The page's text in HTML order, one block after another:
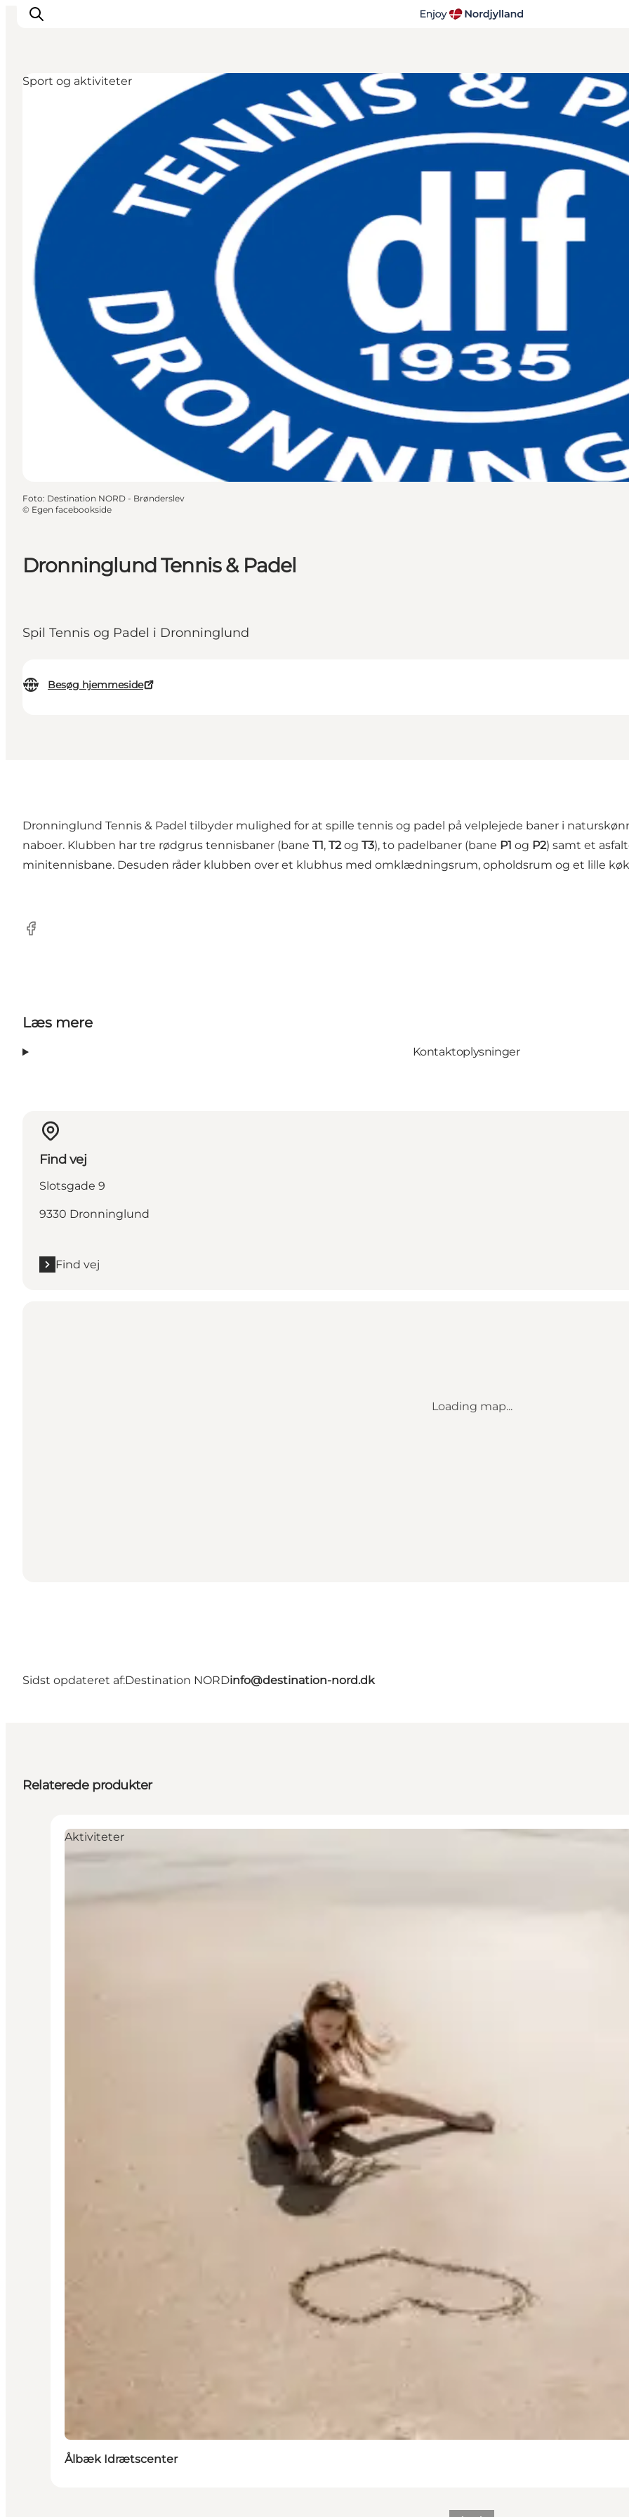
Oplevelser og aktiviteter
Planlæg din tur
Byer og steder
Guides
Det sker
For børn
Dronninglund Tennis & Padel
Spil Tennis og Padel i Dronninglund
Besøg hjemmeside
Sport og aktiviteter
Foto: Destination NORD - Brønderslev
© Egen facebookside
Dronninglund Tennis & Padel tilbyder mulighed for at spille tennis og padel på velplejede baner i
naboer. Klubben har tre rødgrus tennisbaner (bane T1, T2og T3), to padelbaner (bane P1 og P2) samt et
minitennisbane. Desuden råder klubben over et klubhus med omklædningsrum, opholdsrum og et lille
Facebook
Læs mere
Kontaktoplysninger
Find vej
Slotsgade 9
9330 Dronninglund
Find vej
Loading map...
Sidst opdateret af:Destination NORDinfo@destination-nord.dk
Relaterede produkter
Aktiviteter
Ålbæk Idrætscenter